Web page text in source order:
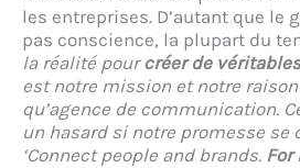
les entreprises. D’autant que le
pas conscience, la plupart du
la réalité pourcréer de
est notre mission et notre raison
qu’agence de communication.
un hasard si notre promesse
‘Connect people and brands. For